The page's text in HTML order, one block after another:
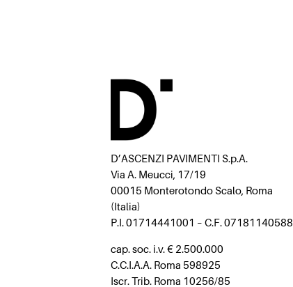
D’ASCENZI PAVIMENTI S.p.A.
Via A. Meucci, 17/19
00015 Monterotondo Scalo, Roma
(Italia)
P.I. 01714441001 – C.F. 07181140588
cap. soc. i.v. € 2.500.000
C.C.I.A.A. Roma 598925
Iscr. Trib. Roma 10256/85